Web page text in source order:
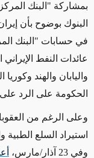
بمشاركة "البنك
البنوك بوضوح بأن
في حسابات "البنك
عائدات النفط
واليابان والهند
الحكومة على الرد
وعلى الرغم من
استيراد السلع الطبية
وفي 23 آذار/مارس،